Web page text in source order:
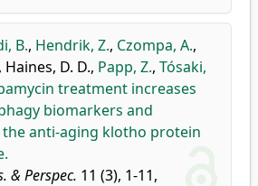
B., Hendrik, Z., Czompa, A.,
, Haines, D. D., Papp, Z., Tósaki,
treatment increases
biomarkers and
anti-aging klotho protein
& Perspec. 11 (3), 1-11,